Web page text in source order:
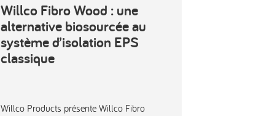
Willco Fibro Wood : une
alternative biosourcée au
système d’isolation EPS
classique
Willco Products présente Willco Fibro